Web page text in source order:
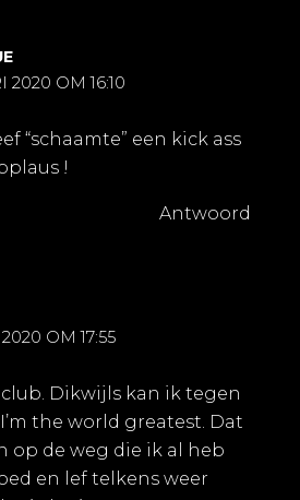
2020 OM 16:10
“schaamte” een kick ass
!
Antwoord
OM 17:55
Dikwijls kan ik tegen
the world greatest. Dat
op de weg die ik al heb
en lef telkens weer